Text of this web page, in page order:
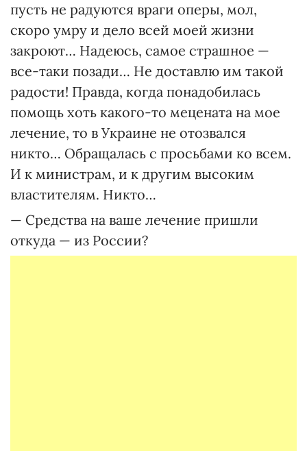
пусть не радуются враги оперы, мол,
скоро умру и дело всей моей жизни
закроют… Надеюсь, самое страшное —
все-таки позади… Не доставлю им такой
радости! Правда, когда понадобилась
помощь хоть какого-то мецената на мое
лечение, то в Украине не отозвался
никто… Обращалась с просьбами ко всем.
И к министрам, и к другим высоким
властителям. Никто…
— Средства на ваше лечение пришли
откуда — из России?